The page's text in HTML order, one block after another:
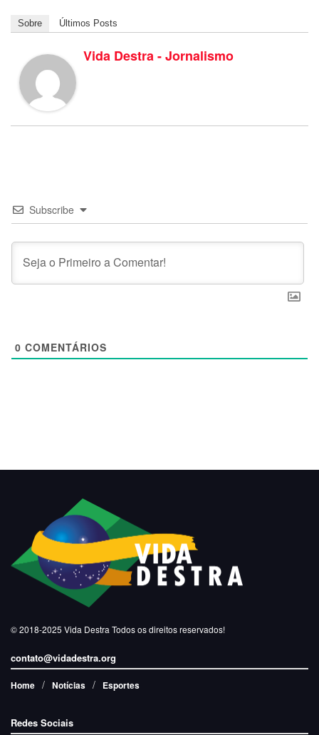
Sobre Últimos Posts
Vida Destra - Jornalismo
Subscribe
0 COMENTÁRIOS
© 2018-2025 Vida Destra Todos os direitos reservados!
contato@vidadestra.org
Home Notícias Esportes
Redes Sociais